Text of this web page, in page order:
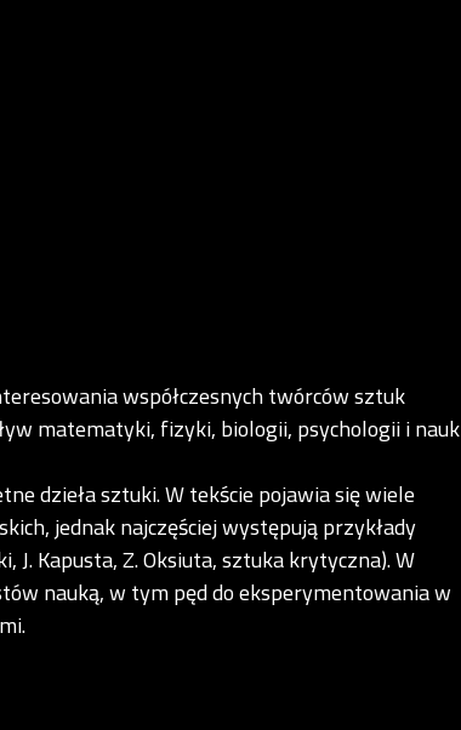
współczesnych twórców sztuk
matematyki, fizyki, biologii, psychologii i nauk
dzieła sztuki. W tekście pojawia się wiele
jednak najczęściej występują przykłady
J. Kapusta, Z. Oksiuta, sztuka krytyczna). W
nauką, w tym pęd do eksperymentowania w